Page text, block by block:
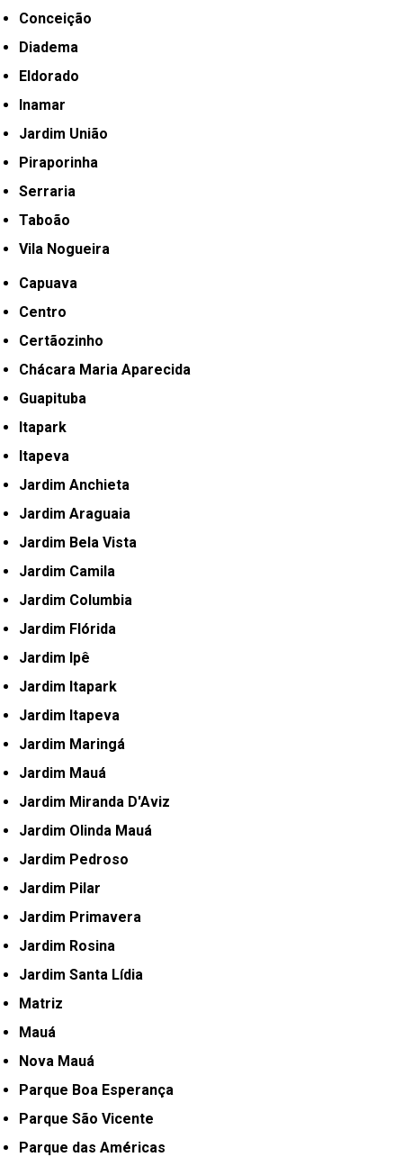
Conceição
Diadema
Eldorado
Inamar
Jardim União
Piraporinha
Serraria
Taboão
Vila Nogueira
Capuava
Centro
Certãozinho
Chácara Maria Aparecida
Guapituba
Itapark
Itapeva
Jardim Anchieta
Jardim Araguaia
Jardim Bela Vista
Jardim Camila
Jardim Columbia
Jardim Flórida
Jardim Ipê
Jardim Itapark
Jardim Itapeva
Jardim Maringá
Jardim Mauá
Jardim Miranda D'Aviz
Jardim Olinda Mauá
Jardim Pedroso
Jardim Pilar
Jardim Primavera
Jardim Rosina
Jardim Santa Lídia
Matriz
Mauá
Nova Mauá
Parque Boa Esperança
Parque São Vicente
Parque das Américas